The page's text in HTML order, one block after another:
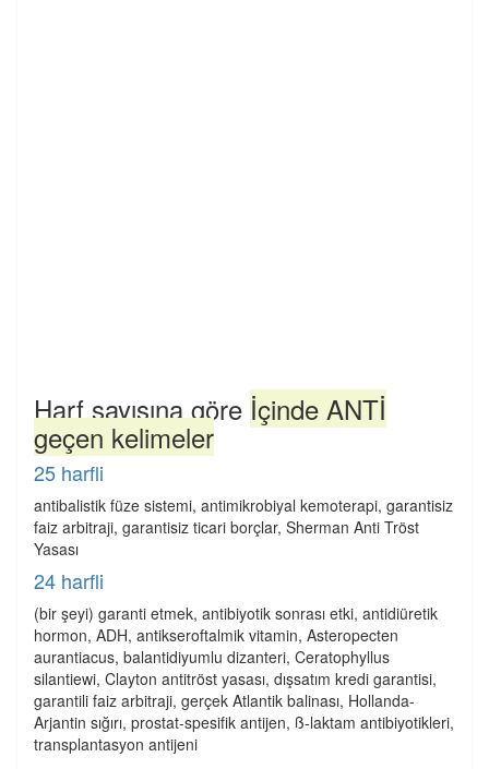
Harf sayısına göre İçinde ANTİ
geçen kelimeler
25 harfli
antibalistik füze sistemi, antimikrobiyal kemoterapi, garantisiz
faiz arbitraji, garantisiz ticari borçlar, Sherman Anti Tröst
Yasası
24 harfli
(bir şeyi) garanti etmek, antibiyotik sonrası etki, antidiüretik
hormon, ADH, antikseroftalmik vitamin, Asteropecten
aurantiacus, balantidiyumlu dizanteri, Ceratophyllus
silantiewi, Clayton antitröst yasası, dışsatım kredi garantisi,
garantili faiz arbitraji, gerçek Atlantik balinası, Hollanda-
Arjantin sığırı, prostat-spesifik antijen, ß-laktam antibiyotikleri,
transplantasyon antijeni